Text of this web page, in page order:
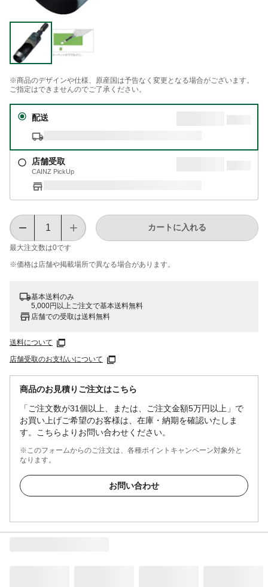
※商品のデザインや仕様、原産国は予告なく変更となる場合がございます。
ご指定はできませんのでご了承ください。
配送
店舗受取
CAINZ PickUp
最大注文数は0です
カートに入れる
※価格は​店舗や​掲載場所で​異なる​場合が​あります。
基本送料のみ
5,000円以上ご注文で基本送料無料
店舗での受取は送料無料
送料について
店舗受取のお支払いについて
商品のお見積りご注文はこちら
「ご注文数が31個以上、または、ご注文金額5万円以上」で
お買い上げご希望のお客様は、在庫・納期を確認いたしま
す。こちらよりお問い合わせください。
※このフォームからのご注文は、各種ポイントキャンペーン対象外と
なります。
お問い合わせ